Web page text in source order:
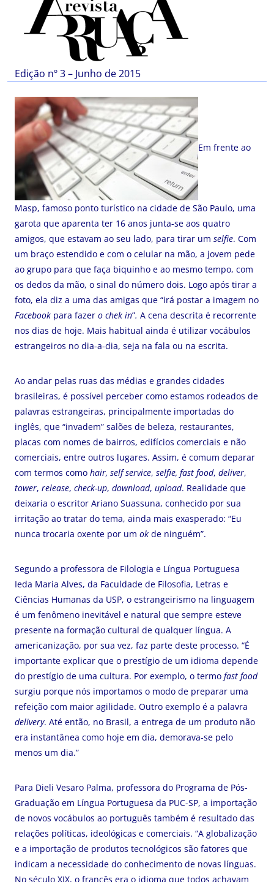
Edição nº 3 – Junho de 2015
Em frente ao
Masp, famoso ponto turístico na cidade de São Paulo, uma
garota que aparenta ter 16 anos junta-se aos quatro
amigos, que estavam ao seu lado, para tirar um selfie. Com
um braço estendido e com o celular na mão, a jovem pede
ao grupo para que faça biquinho e ao mesmo tempo, com
os dedos da mão, o sinal do número dois. Logo após tirar a
foto, ela diz a uma das amigas que “irá postar a imagem no
Facebook para fazer o chek in”. A cena descrita é recorrente
nos dias de hoje. Mais habitual ainda é utilizar vocábulos
estrangeiros no dia-a-dia, seja na fala ou na escrita.
Ao andar pelas ruas das médias e grandes cidades
brasileiras, é possível perceber como estamos rodeados de
palavras estrangeiras, principalmente importadas do
inglês, que “invadem” salões de beleza, restaurantes,
placas com nomes de bairros, edifícios comerciais e não
comerciais, entre outros lugares. Assim, é comum deparar
com termos como hair, self service, selfie, fast food, deliver,
tower, release, check-up, download, upload. Realidade que
deixaria o escritor Ariano Suassuna, conhecido por sua
irritação ao tratar do tema, ainda mais exasperado: “Eu
nunca trocaria oxente por um ok de ninguém”.
Segundo a professora de Filologia e Língua Portuguesa
Ieda Maria Alves, da Faculdade de Filosofia, Letras e
Ciências Humanas da USP, o estrangeirismo na linguagem
é um fenômeno inevitável e natural que sempre esteve
presente na formação cultural de qualquer língua. A
americanização, por sua vez, faz parte deste processo. “É
importante explicar que o prestígio de um idioma depende
do prestígio de uma cultura. Por exemplo, o termo fast food
surgiu porque nós importamos o modo de preparar uma
refeição com maior agilidade. Outro exemplo é a palavra
delivery. Até então, no Brasil, a entrega de um produto não
era instantânea como hoje em dia, demorava-se pelo
menos um dia.”
Para Dieli Vesaro Palma, professora do Programa de Pós-
Graduação em Língua Portuguesa da PUC-SP, a importação
de novos vocábulos ao português também é resultado das
relações políticas, ideológicas e comerciais. “A globalização
e a importação de produtos tecnológicos são fatores que
indicam a necessidade do conhecimento de novas línguas.
No século XIX, o francês era o idioma que todos achavam